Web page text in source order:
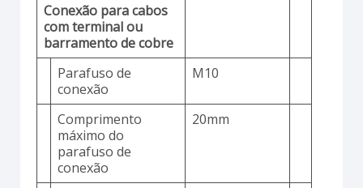
Conexão para cabos
com terminal ou
barramento de cobre
Parafuso de
conexão
M10
Comprimento
máximo do
parafuso de
conexão
20mm